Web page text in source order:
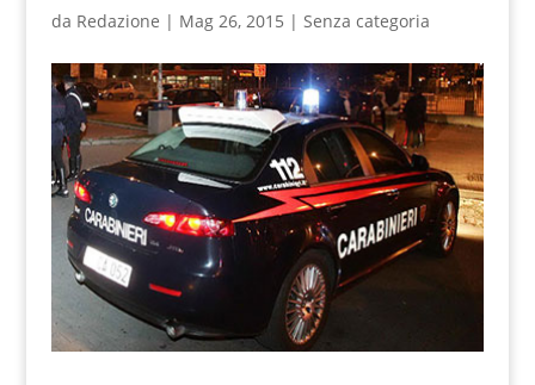
da Redazione | Mag 26, 2015 | Senza categoria